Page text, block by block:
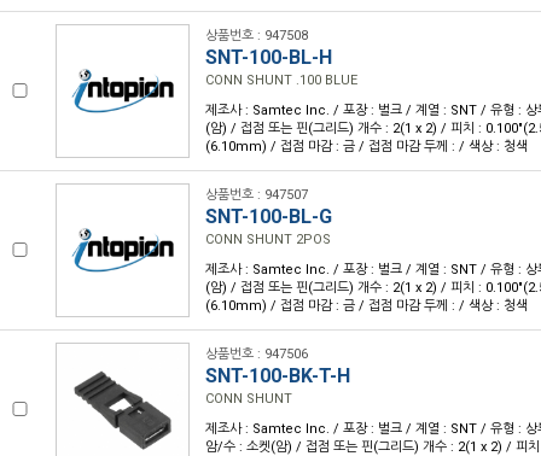
상품번호 : 947508
SNT-100-BL-H
CONN SHUNT .100 BLUE
제조사 : Samtec Inc. / 포장 : 벌크 / 계열 : SNT / 유형 : 상
(암) / 접점 또는 핀(그리드) 개수 : 2(1 x 2) / 피치 :
(6.10mm) / 접점 마감 : 금 / 접점 마감 두께 : / 색상 : 청색
상품번호 : 947507
SNT-100-BL-G
CONN SHUNT 2POS
제조사 : Samtec Inc. / 포장 : 벌크 / 계열 : SNT / 유형 : 상
(암) / 접점 또는 핀(그리드) 개수 : 2(1 x 2) / 피치 :
(6.10mm) / 접점 마감 : 금 / 접점 마감 두께 : / 색상 : 청색
상품번호 : 947506
SNT-100-BK-T-H
CONN SHUNT
제조사 : Samtec Inc. / 포장 : 벌크 / 계열 : SNT / 유형 : 상
암/수 : 소켓(암) / 접점 또는 핀(그리드) 개수 : 2(1 x 2) / 피